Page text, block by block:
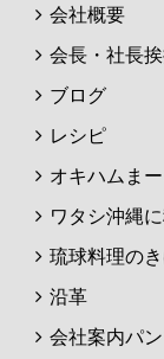
会社概要
会長・社長
ブログ
レシピ
オキハムま
ワタシ沖縄
琉球料理の
沿革
会社案内パ